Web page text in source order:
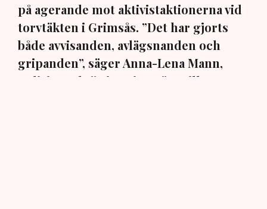
på agerande mot aktivistaktionerna vid
torvtäkten i Grimsås. ”Det har gjorts
både avvisanden, avlägsnanden och
gripanden”, säger Anna-Lena Mann,
polisinspektör i region Väst, till TN.